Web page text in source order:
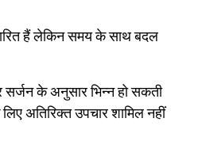
हैं लेकिन समय के साथ बदल
के अनुसार भिन्न हो सकती
अतिरिक्त उपचार शामिल नहीं